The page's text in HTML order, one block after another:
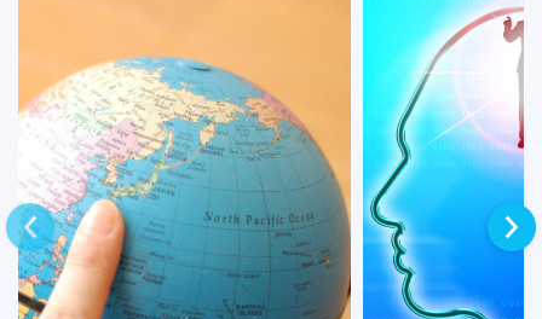
上一則 下一則